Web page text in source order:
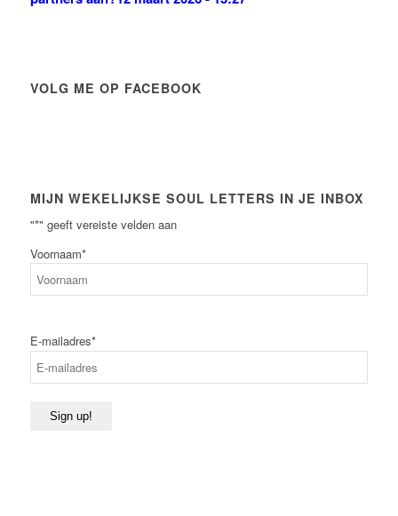
VOLG ME OP FACEBOOK
MIJN WEKELIJKSE SOUL LETTERS IN JE INBOX
"*" geeft vereiste velden aan
Voornaam*
E-mailadres*
Sign up!